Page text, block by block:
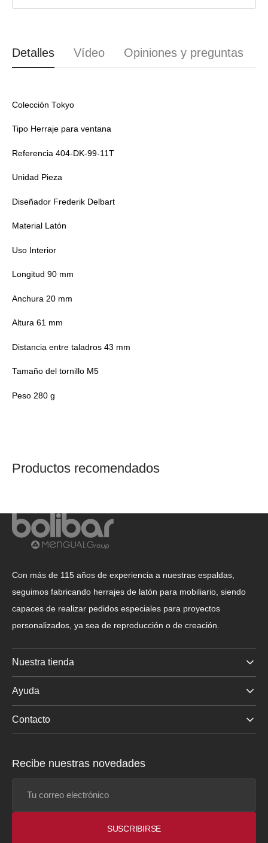
Detalles Vídeo Opiniones y preguntas
Colección Tokyo
Tipo Herraje para ventana
Referencia 404-DK-99-11T
Unidad Pieza
Diseñador Frederik Delbart
Material Latón
Uso Interior
Longitud 90 mm
Anchura 20 mm
Altura 61 mm
Distancia entre taladros 43 mm
Tamaño del tornillo M5
Peso 280 g
Productos recomendados
Con más de 115 años de experiencia a nuestras espaldas,
seguimos fabricando herrajes de latón para mobiliario, siendo
capaces de realizar pedidos especiales para proyectos
personalizados, ya sea de reproducción o de creación.
Nuestra tienda
Ayuda
Contacto
Recibe nuestras novedades
SUSCRIBIRSE